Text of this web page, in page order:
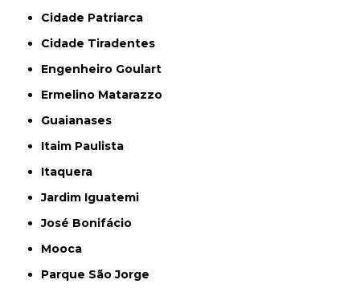
Cidade Patriarca
Cidade Tiradentes
Engenheiro Goulart
Ermelino Matarazzo
Guaianases
Itaim Paulista
Itaquera
Jardim Iguatemi
José Bonifácio
Mooca
Parque São Jorge